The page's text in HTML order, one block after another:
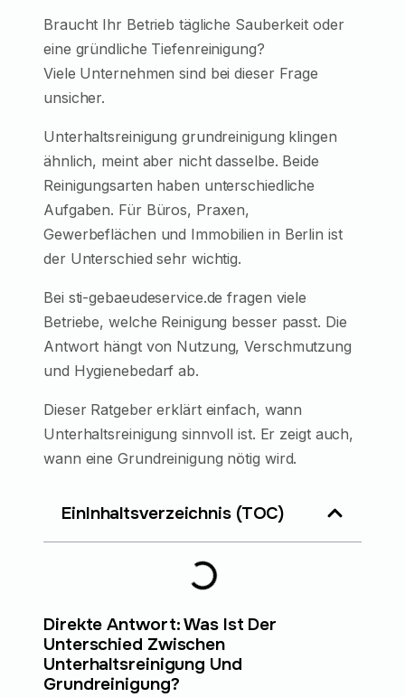
Braucht Ihr Betrieb tägliche Sauberkeit oder
eine gründliche Tiefenreinigung?
Viele Unternehmen sind bei dieser Frage
unsicher.
Unterhaltsreinigung grundreinigung klingen
ähnlich, meint aber nicht dasselbe. Beide
Reinigungsarten haben unterschiedliche
Aufgaben. Für Büros, Praxen,
Gewerbeflächen und Immobilien in Berlin ist
der Unterschied sehr wichtig.
Bei sti-gebaeudeservice.de fragen viele
Betriebe, welche Reinigung besser passt. Die
Antwort hängt von Nutzung, Verschmutzung
und Hygienebedarf ab.
Dieser Ratgeber erklärt einfach, wann
Unterhaltsreinigung sinnvoll ist. Er zeigt auch,
wann eine Grundreinigung nötig wird.
EinInhaltsverzeichnis (TOC)
Direkte Antwort: Was Ist Der
Unterschied Zwischen
Unterhaltsreinigung Und
Grundreinigung?